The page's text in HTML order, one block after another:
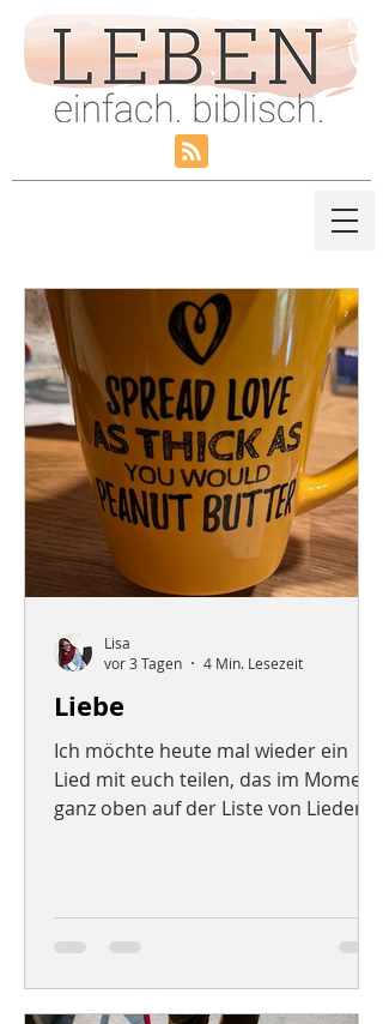
Liebe
Ich möchte heute mal wieder ein
Lied mit euch teilen, das im Moment
ganz oben auf der Liste von Liedern
(https://www.leben-einfach-
biblisch.de/post/hoffnung). Beim
heute soll es um die Liebe gehen
Lisa
vor 3 Tagen
4 Min. Lesezeit